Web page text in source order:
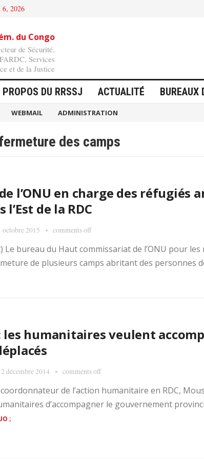
6, 2026
du Congo
de Sécurité,
Services
et de la Justice
PROPOS DU RRSSJ ACTUALITÉ BUREAUX
WEBMAIL ADMINISTRATION
des camps
l’ONU en charge des réfugiés
l’Est de la RDC
octobre 2015 comments off
Le bureau du Haut commissariat de l’ONU pour
de plusieurs camps abritant des personnes
les humanitaires veulent
décembre 2014 comments off
de l’action humanitaire en RDC,
d’accompagner le gouvernement
;